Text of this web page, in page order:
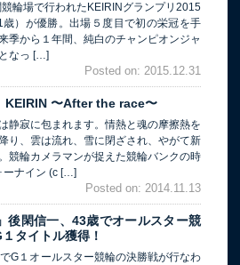
輪場で行われたKEIRINグランプリ2015
）が優勝。出場５度目で初の栄冠を手
季から１年間、純白のチャンピオンジャ
なっ […]
Posted on: 2015.12.31
KEIRIN 〜After the race〜
静寂に包まれます。情熱と魂の摩擦熱を
り、雲は流れ、雪に閉ざされ、やがて新
競輪カメラマンが捉えた競輪バンクの時
ーナイン (c […]
Posted on: 2014.11.13
後閑信一、43歳でオールスター競
タイトル獲得！
G１オールスター競輪の決勝戦が行なわ